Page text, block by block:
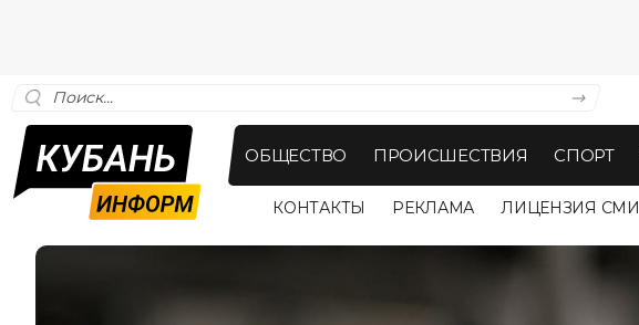
ОБЩЕСТВО ПРОИСШЕСТВИЯ СПОРТ
КОНТАКТЫ РЕКЛАМА ЛИЦЕНЗИЯ СМИ